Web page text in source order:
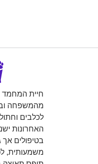
חיית המחמד
מהמשפחה
לכלבים
האחרונות
בטיפולים אך
משמעותית,